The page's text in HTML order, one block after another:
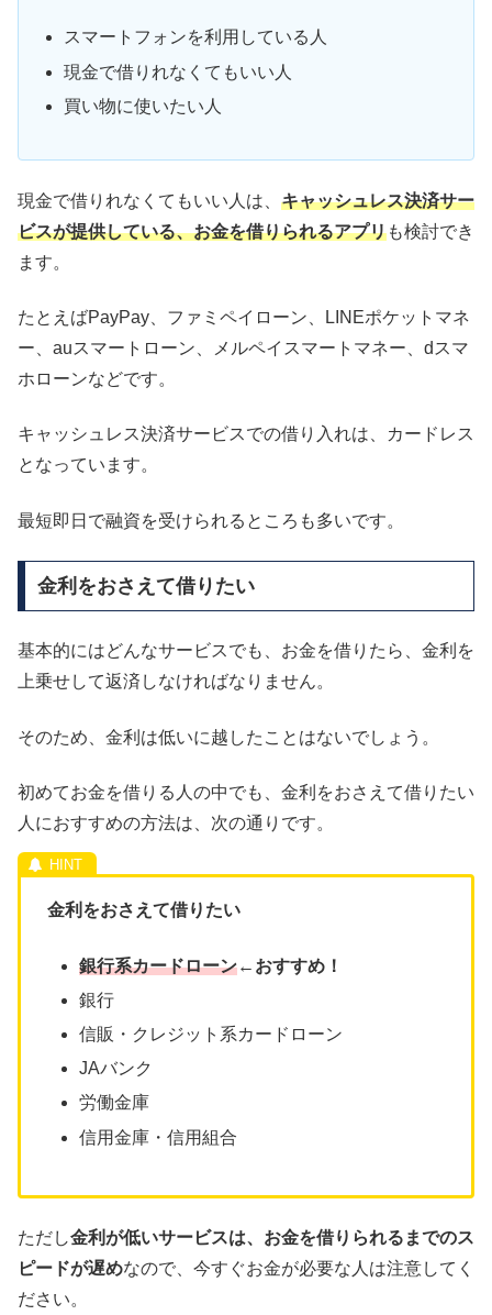
スマートフォンを利用している人
現金で借りれなくてもいい人
買い物に使いたい人
現金で借りれなくてもいい人は、 キャッシュレス決済サー
ビスが提供している、お金を借りられるアプリも検討でき
ます。
たとえばPayPay、ファミペイローン、LINEポケットマネ
ー、auスマートローン、メルペイスマートマネー、dスマ
ホローンなどです。
キャッシュレス決済サービスでの借り入れは、カードレス
となっています。
最短即日で融資を受けられるところも多いです。
金利をおさえて借りたい
基本的にはどんなサービスでも、お金を借りたら、金利を
上乗せして返済しなければなりません。
そのため、金利は低いに越したことはないでしょう。
初めてお金を借りる人の中でも、金利をおさえて借りたい
人におすすめの方法は、次の通りです。
金利をおさえて借りたい
銀行系カードローン←おすすめ！
銀行
信販・クレジット系カードローン
JAバンク
労働金庫
信用金庫・信用組合
ただし金利が低いサービスは、お金を借りられるまでのス
ピードが遅めなので、今すぐお金が必要な人は注意してく
ださい。